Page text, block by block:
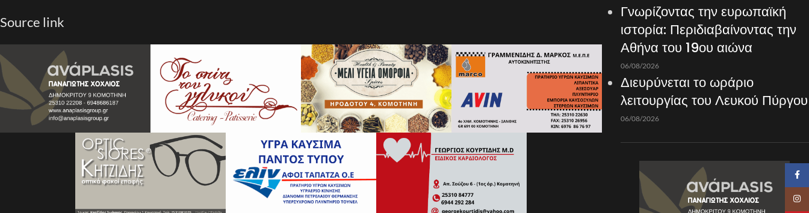
Source link
Γνωρίζοντας την ευρωπαϊκή
ιστορία: Περιδιαβαίνοντας την
Αθήνα του 19ου αιώνα
06/08/2026
Διευρύνεται το ωράριο
λειτουργίας του Λευκού Πύργου
06/08/2026